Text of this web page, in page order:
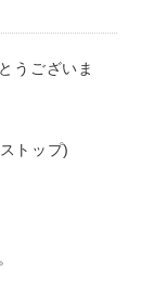
うございま
トップ)